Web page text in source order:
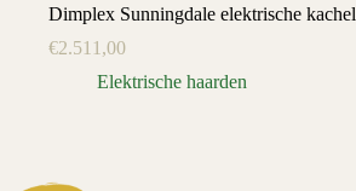
Dimplex Sunningdale elektrische kachel
€2.511,00
Elektrische haarden